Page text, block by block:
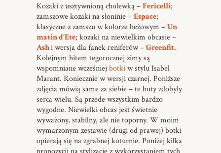
Kozaki z usztywnioną cholewką –Fericelli;
zamszowe kozaki na słoninie –Espace;
klasyczne z zamszu w kolorze beżowym –Un
matin d’Ete; kozaki na niewielkim obcasie –
Ashi wersja dla fanek reniferów –Greenfit.
Kolejnym hitem tegorocznej zimy są
wspomniane wcześniej botkiw stylu Isabel
Marant. Koniecznie w wersji czarnej. Poniższe
zdjęcia mówią same za siebie – te buty zdobyły
serca wielu. Są przede wszystkim bardzo
wygodne. Niewielki obcas jest świetnie
wyważony, stabilny, ale nie toporny. W moim
wymarzonym zestawie (drugi od prawej) botki
opierają się na zgrabnej koturnie. Poniżej kilka